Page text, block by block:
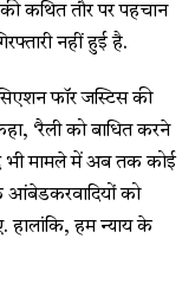
कथित तौर पर पहचान
नहीं हुई है.
फॉर जस्टिस की
‘रैली को बाधित करने
भी मामले में अब तक कोई
आंबेडकरवादियों को
हालांकि, हम न्याय के